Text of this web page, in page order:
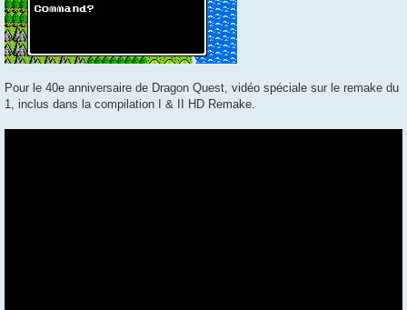
Pour le 40e anniversaire de Dragon Quest, vidéo spéciale sur le remake du
1, inclus dans la compilation I & II HD Remake.